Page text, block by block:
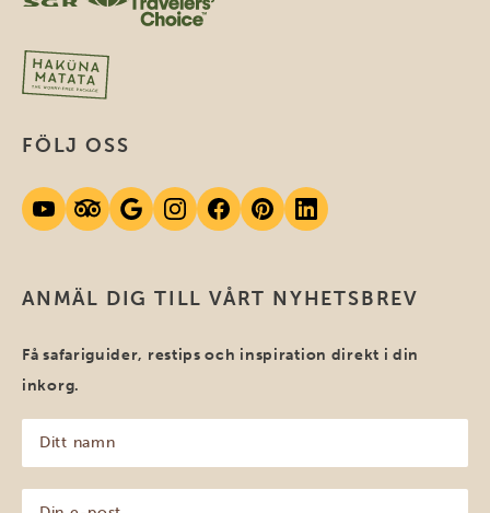
ANMÄL DIG TILL VÅRT NYHETSBREV
Få safariguider, restips och inspiration direkt i din
inkorg.
namn
(Obligatoriskt)
FÖLJ OSS